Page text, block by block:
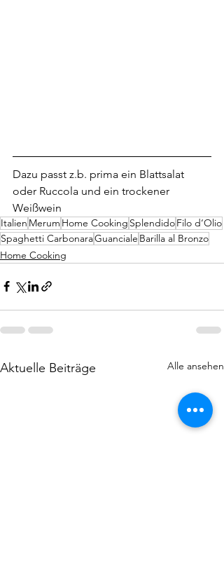
Dazu passt z.b. prima ein Blattsalat
oder Ruccola und ein trockener
Weißwein
Italien Merum Home Cooking SplendidoFilo d‘Olio
Spaghetti CarbonaraGuanciale Barilla al Bronzo
Home Cooking
Aktuelle Beiträge Alle ansehen